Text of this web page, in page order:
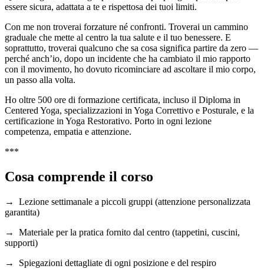
essere sicura, adattata a te e rispettosa dei tuoi limiti.
Con me non troverai forzature né confronti. Troverai un cammino
graduale che mette al centro la tua salute e il tuo benessere. E
soprattutto, troverai qualcuno che sa cosa significa partire da zero —
perché anch’io, dopo un incidente che ha cambiato il mio rapporto
con il movimento, ho dovuto ricominciare ad ascoltare il mio corpo,
un passo alla volta.
Ho oltre 500 ore di formazione certificata, incluso il Diploma in
Centered Yoga, specializzazioni in Yoga Correttivo e Posturale, e la
certificazione in Yoga Restorativo. Porto in ogni lezione
competenza, empatia e attenzione.
***
Cosa comprende il corso
→ Lezione settimanale a piccoli gruppi (attenzione personalizzata
garantita)
→ Materiale per la pratica fornito dal centro (tappetini, cuscini,
supporti)
→ Spiegazioni dettagliate di ogni posizione e del respiro